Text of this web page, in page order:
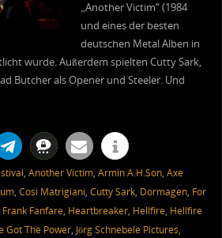
„Another Victim“ (1984
und eines der besten
deutschen Metal Alben in
wurde. Außerdem spielten Cutty Sark,
Butcher als Opener und Steeler. Und
, Another Victim, Armin A.H.Son, Axe
, Cosi Matrigiani, Cutty Sark, Dormagen, For
Frank Fanfare, Heartbreaker, Hellfire, Hellfire
Got The Power, Jörg Schnebele Pictures,